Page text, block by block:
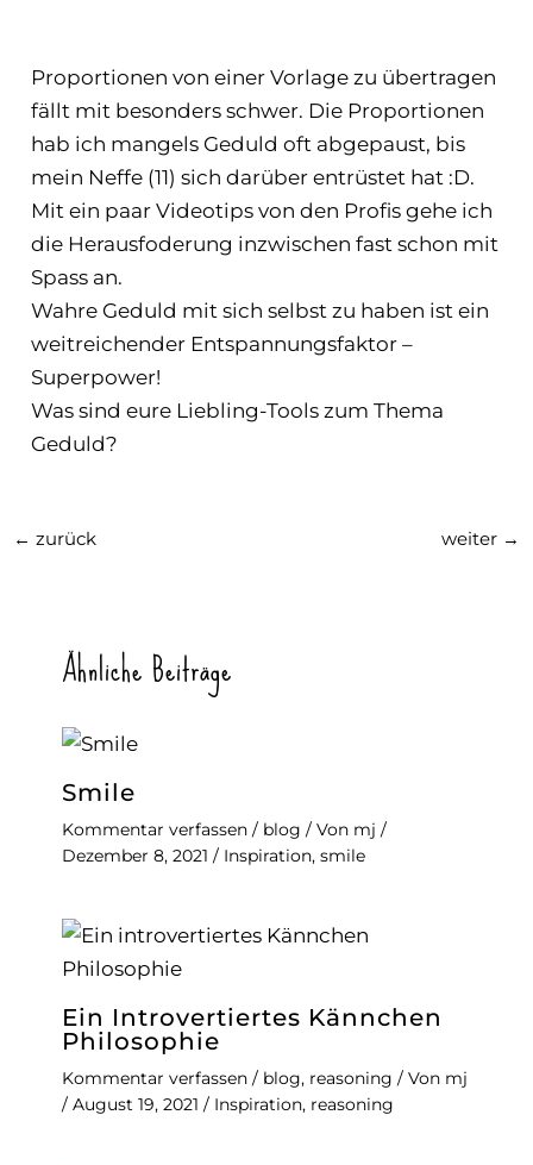
Proportionen von einer Vorlage zu übertragen
fällt mit besonders schwer. Die Proportionen
hab ich mangels Geduld oft abgepaust, bis
mein Neffe (11) sich darüber entrüstet hat :D.
Mit ein paar Videotips von den Profis gehe ich
die Herausfoderung inzwischen fast schon mit
Spass an.
Wahre Geduld mit sich selbst zu haben ist ein
weitreichender Entspannungsfaktor –
Superpower!
Was sind eure Liebling-Tools zum Thema
Geduld?
← zurück weiter →
Ähnliche Beiträge
Smile
Kommentar verfassen / blog / Von mj /
Dezember 8, 2021 / Inspiration, smile
Ein Introvertiertes Kännchen
Philosophie
Kommentar verfassen / blog, reasoning / Von mj
/ August 19, 2021 / Inspiration, reasoning